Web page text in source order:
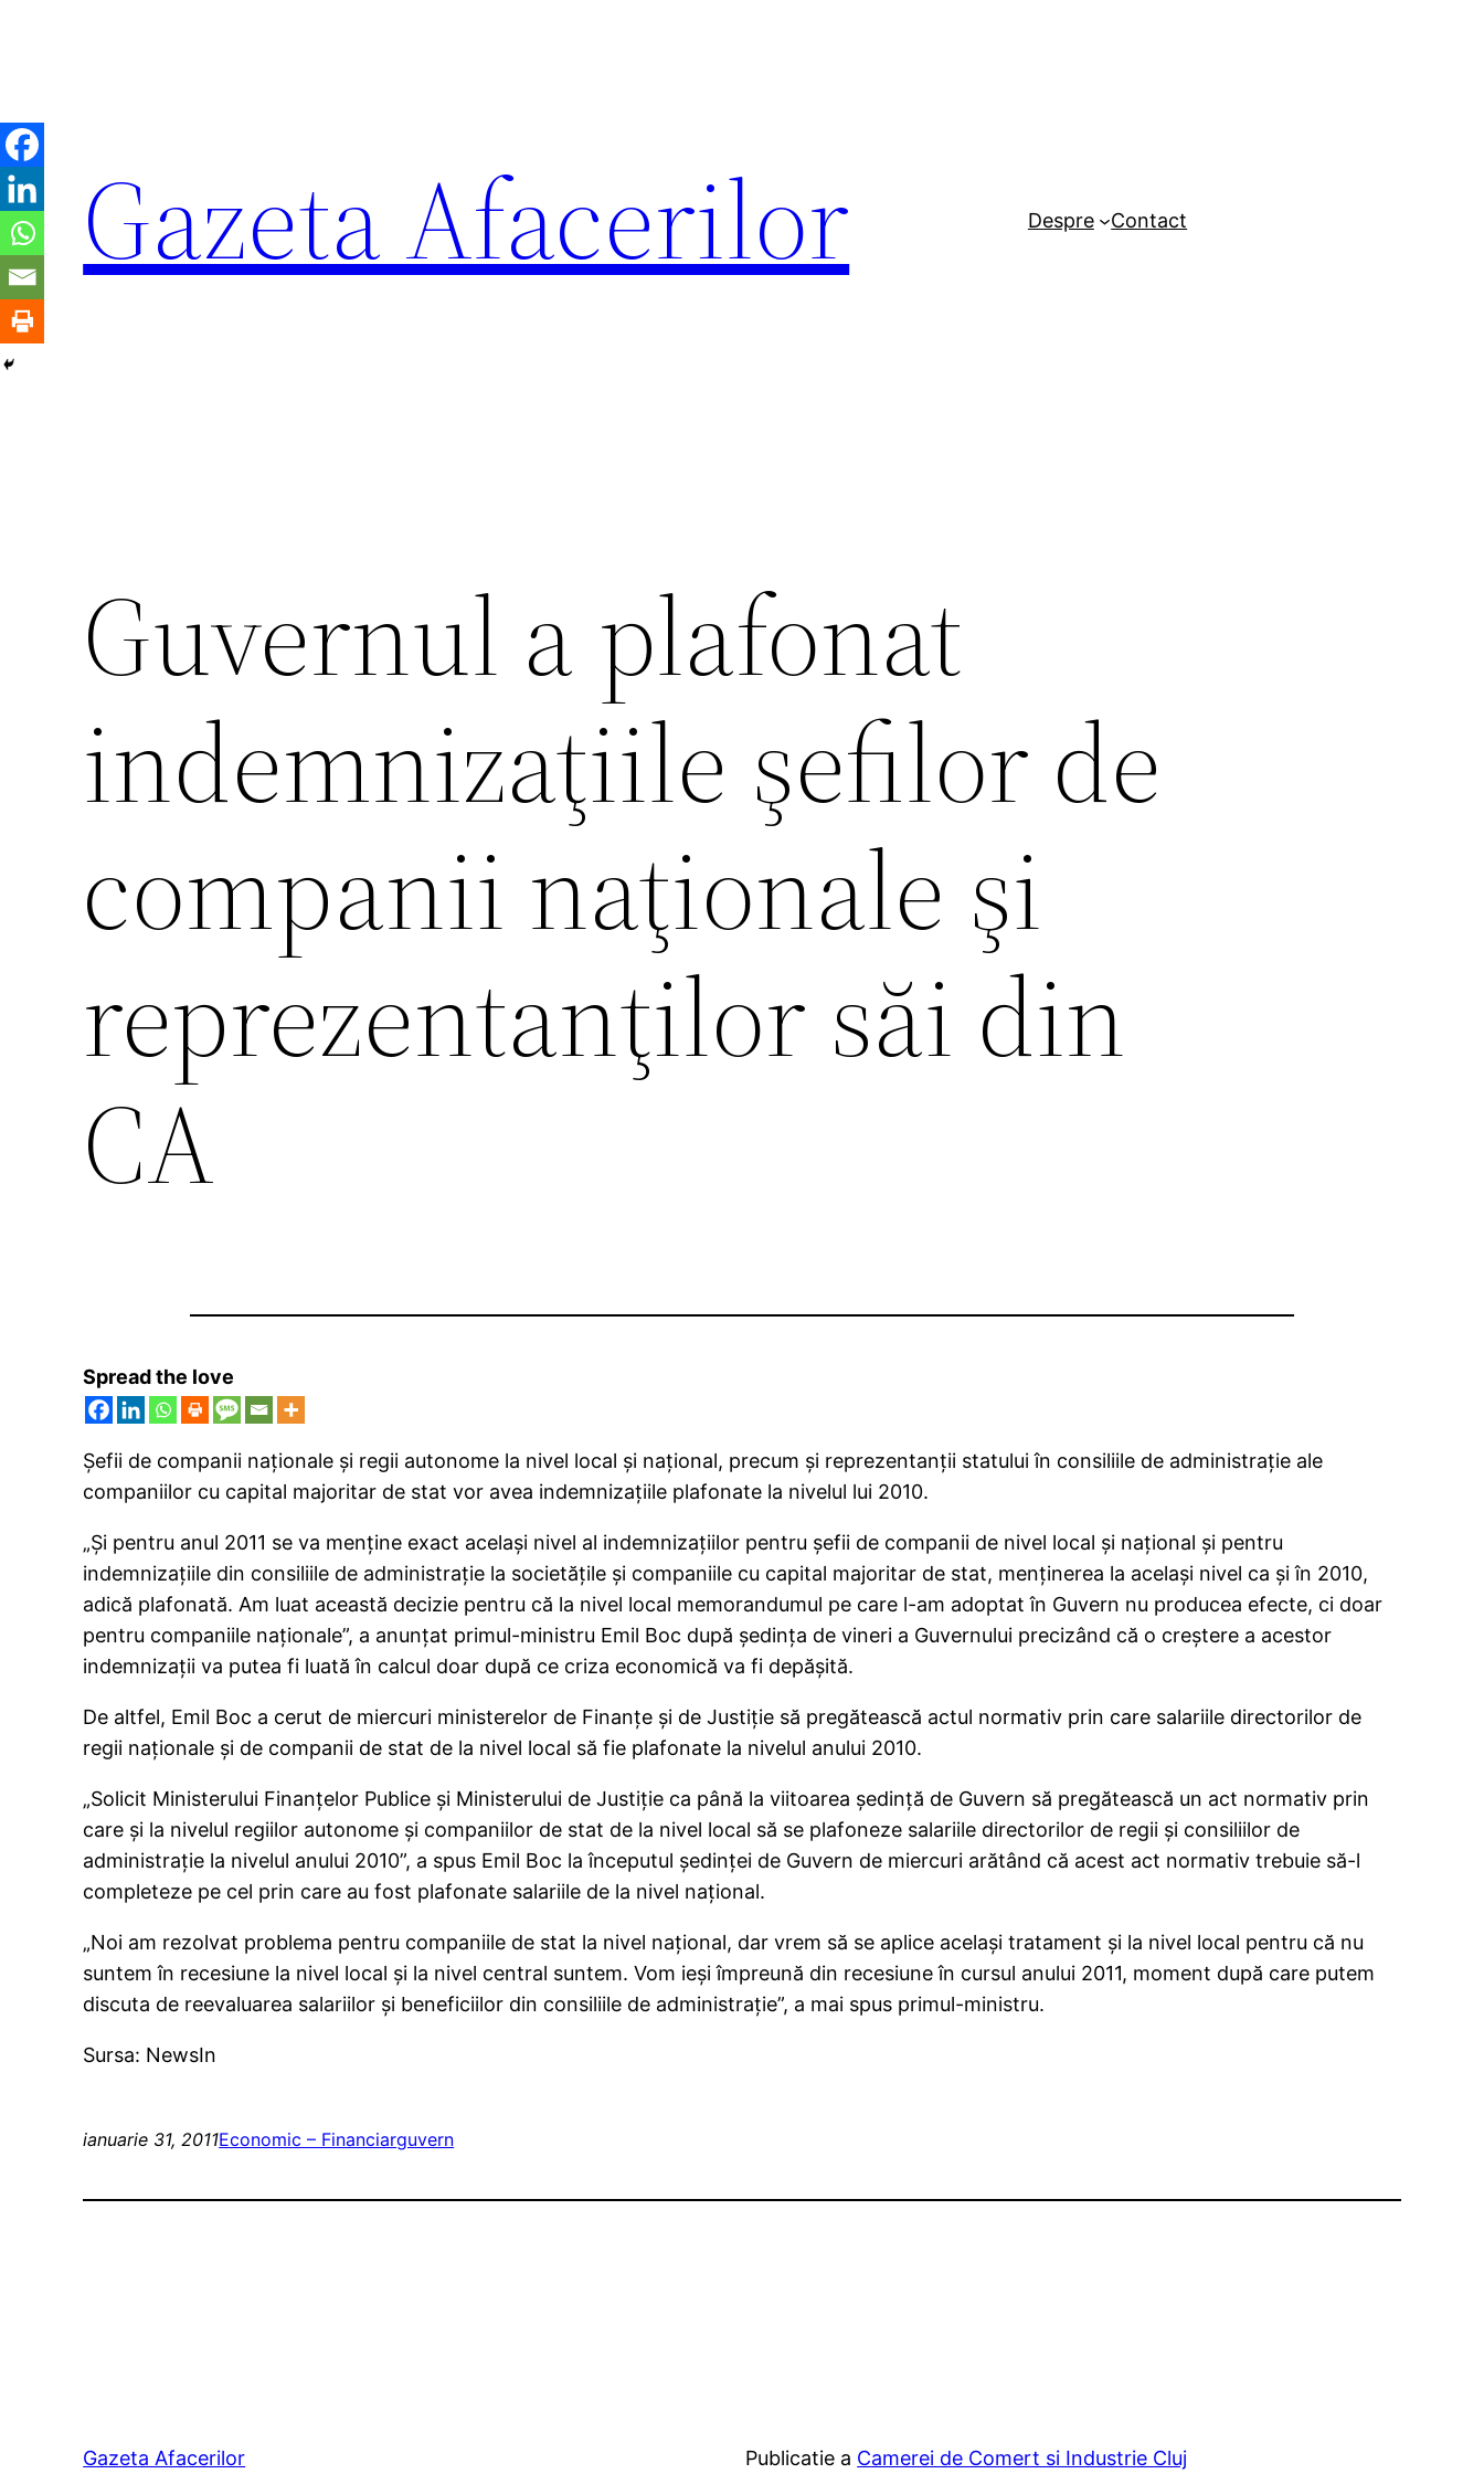
Gazeta Afacerilor Despre Contact
Guvernul a plafonat
indemnizaţiile şefilor de
companii naţionale şi
reprezentanţilor săi din
CA
Spread the love
Şefii de companii naţionale şi regii autonome la nivel local şi naţional, precum şi reprezentanţii statului în consiliile de administraţie ale
companiilor cu capital majoritar de stat vor avea indemnizaţiile plafonate la nivelul lui 2010.
„Şi pentru anul 2011 se va menţine exact acelaşi nivel al indemnizaţiilor pentru şefii de companii de nivel local şi naţional şi pentru
indemnizaţiile din consiliile de administraţie la societăţile şi companiile cu capital majoritar de stat, menţinerea la acelaşi nivel ca şi în 2010,
adică plafonată. Am luat această decizie pentru că la nivel local memorandumul pe care l-am adoptat în Guvern nu producea efecte, ci doar
pentru companiile naţionale”, a anunţat primul-ministru Emil Boc după şedinţa de vineri a Guvernului precizând că o creştere a acestor
indemnizaţii va putea fi luată în calcul doar după ce criza economică va fi depăşită.
De altfel, Emil Boc a cerut de miercuri ministerelor de Finanţe şi de Justiţie să pregătească actul normativ prin care salariile directorilor de
regii naţionale şi de companii de stat de la nivel local să fie plafonate la nivelul anului 2010.
„Solicit Ministerului Finanţelor Publice şi Ministerului de Justiţie ca până la viitoarea şedinţă de Guvern să pregătească un act normativ prin
care şi la nivelul regiilor autonome şi companiilor de stat de la nivel local să se plafoneze salariile directorilor de regii şi consiliilor de
administraţie la nivelul anului 2010”, a spus Emil Boc la începutul şedinţei de Guvern de miercuri arătând că acest act normativ trebuie să-l
completeze pe cel prin care au fost plafonate salariile de la nivel naţional.
„Noi am rezolvat problema pentru companiile de stat la nivel naţional, dar vrem să se aplice acelaşi tratament şi la nivel local pentru că nu
suntem în recesiune la nivel local şi la nivel central suntem. Vom ieşi împreună din recesiune în cursul anului 2011, moment după care putem
discuta de reevaluarea salariilor şi beneficiilor din consiliile de administraţie”, a mai spus primul-ministru.
Sursa: NewsIn
ianuarie 31, 2011Economic – Financiarguvern
Gazeta Afacerilor Publicatie a Camerei de Comert si Industrie Cluj